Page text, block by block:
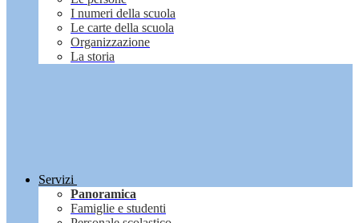
I numeri della scuola
Le carte della scuola
Organizzazione
La storia
Servizi
Panoramica
Famiglie e studenti